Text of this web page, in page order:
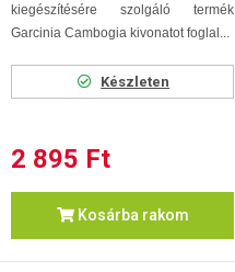
kiegészítésére szolgáló termék
Garcinia Cambogia kivonatot foglal...
Készleten
2 895 Ft
Kosárba rakom